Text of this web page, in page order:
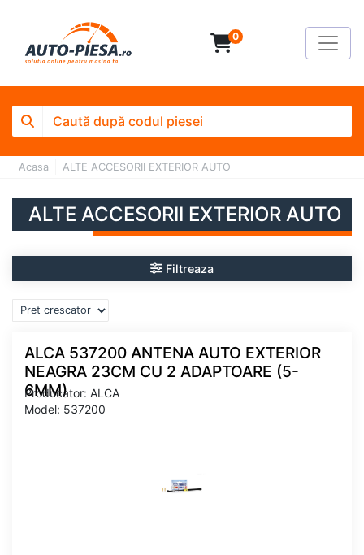
0
Acasa ALTE ACCESORII EXTERIOR AUTO
ALTE ACCESORII EXTERIOR AUTO
Filtreaza
ALCA 537200 ANTENA AUTO EXTERIOR
NEAGRA 23CM CU 2 ADAPTOARE (5-
6MM)
Producator: ALCA
Model: 537200